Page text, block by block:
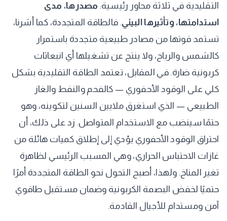
التقليدية في ثلاثة محاور رئيسية: مصدرها، مدى
استدامتها، وتأثيرها البيئي. فالطاقة المتجددة، كما أشرنا،
تستمد قوتها من مصادر طبيعية متجددة باستمرار
كالشمس والرياح، ولا ينتج عن تشغيلها أي انبعاثات
كربونية ضارة. في المقابل، تعتمد الطاقة التقليدية بشكل
كلي على الوقود الأحفوري — كالفحم والنفط والغاز
الطبيعي — الذي استغرق ملايين السنين لتكوينه، وهو
حتمًا سينضب مع الاستخدام المتواصل. زد على ذلك، أن
احتراق الوقود الأحفوري يؤدي إلى إطلاق كميات هائلة من
غازات الاحتباس الحراري، وهي المسبب الرئيسي لظاهرة
تغير المناخ. ولهذا، أصبح التحول نحو الطاقة المتجددة أمرًا
حتميًا لخفض البصمة الكربونية وضمان مستقبل طاقوي
آمن ومستدام للأجيال القادمة.